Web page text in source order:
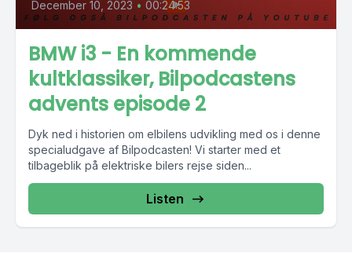
December 10, 2023 • 00:24:53
BMW i3 - En kommende
kultklassiker, Bilpodcastens
advents episode 2
Dyk ned i historien om elbilens udvikling med os i denne
specialudgave af Bilpodcasten! Vi starter med et
tilbageblik på elektriske bilers rejse siden...
Listen